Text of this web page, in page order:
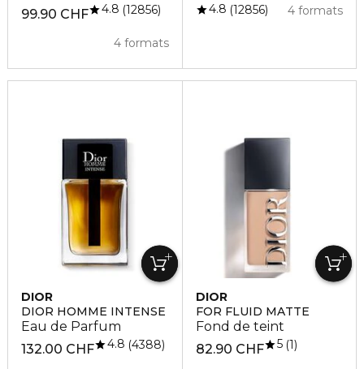
99.90 CHF
4 formats
4.8 12856 4 formats
4.8 12856
DIOR
DIOR HOMME INTENSE
Eau de Parfum
132.00 CHF
4.8 4388
DIOR
FOR FLUID MATTE
Fond de teint
82.90 CHF
5 1